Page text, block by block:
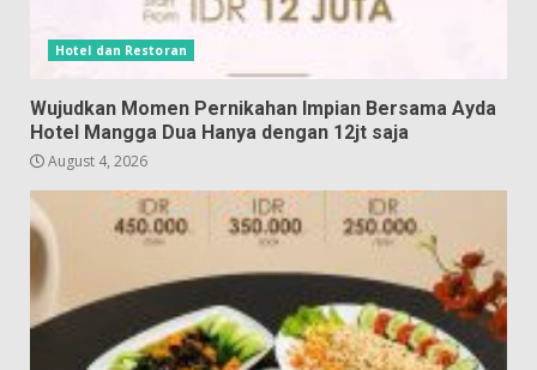
Hotel dan Restoran
Wujudkan Momen Pernikahan Impian Bersama Ayda
Hotel Mangga Dua Hanya dengan 12jt saja
August 4, 2026